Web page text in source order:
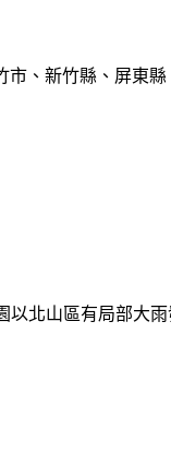
、新竹縣、屏東
北山區有局部大